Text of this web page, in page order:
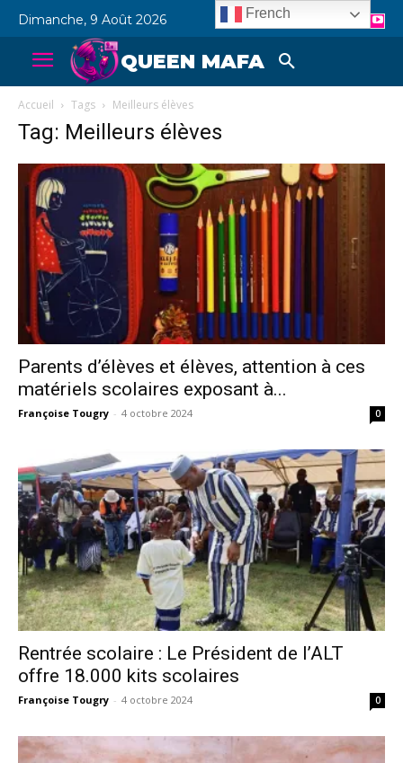
Dimanche, 9 Août 2026
QUEEN MAFA
Accueil Tags Meilleurs élèves
Tag: Meilleurs élèves
Parents d’élèves et élèves, attention à ces
matériels scolaires exposant à...
Françoise Tougry - 4 octobre 2024 0
Rentrée scolaire : Le Président de l’ALT
offre 18.000 kits scolaires
Françoise Tougry - 4 octobre 2024 0
French